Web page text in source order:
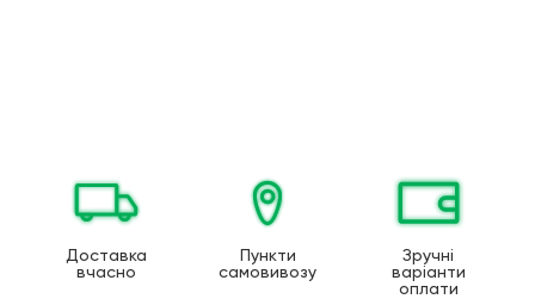
Доставка
вчасно
Пункти
самовивозу
Зручні
варіанти
оплати